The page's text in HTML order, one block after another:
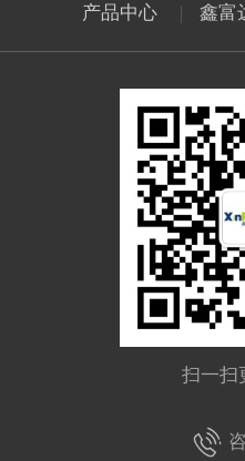
产品中心 鑫富
扫一扫